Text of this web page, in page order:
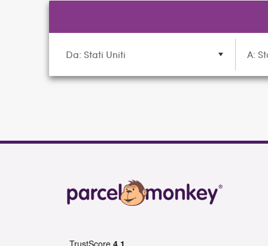
Da: Stati Uniti A: